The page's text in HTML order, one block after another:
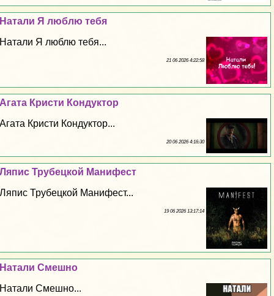
Натали Я люблю тебя
Натали Я люблю тебя...
21 06 2026 4:22:58
Агата Кристи Кондуктор
Агата Кристи Кондуктор...
20 06 2026 4:16:30
Ляпис Трубецкой Манифест
Ляпис Трубецкой Манифест...
19 06 2026 13:17:14
Натали Смешно
Натали Смешно...